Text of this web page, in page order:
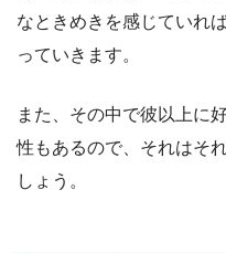
なときめきを感じていれ
っていきます。
また、その中で彼以上に
性もあるので、それはそ
しょう。